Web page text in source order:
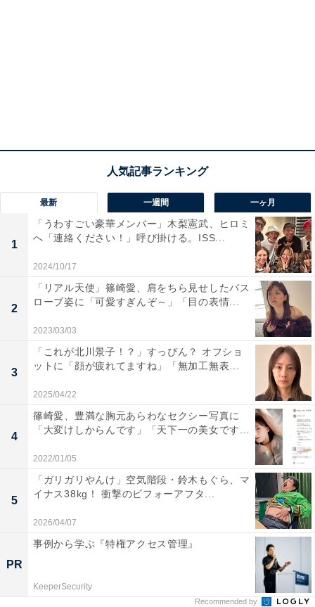
最新 一週間 一ヶ月
1
「うわすごい豪華メンバー」木梨憲武、ヒロミ
へ「連絡ください！」呼び掛ける。ISS...
2024/10/17
2
「リアル天使」篠崎愛、肩をちら見せしたバス
ローブ姿に「可愛すぎんぞ～」「目の表情...
2023/03/03
3
「これが北川景子！？」すっぴん？ オフショ
ットに「顔が疲れてますね」「無加工無表...
2025/04/22
4
篠崎愛、豊満な胸元あらわなセクシー写真に
「大変けしからんです」「天下一の美女です...
2022/01/05
5
「ガリガリやんけ」空気階段・鈴木もぐら、マ
イナス38kg！ 衝撃のビフォーアフタ...
2026/04/07
PR
事例から学ぶ『特権アクセス管理』
KeeperSecurity
Recommended by